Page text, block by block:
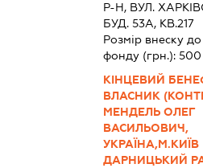
Р-Н, ВУЛ.
БУД. 53А, КВ.217
Розмір внеску
фонду (грн.): 500
КІНЦЕВИЙ
ВЛАСНИК
МЕНДЕЛЬ ОЛЕГ
ВАСИЛЬОВИЧ,
УКРАЇНА,М.КИЇВ
ДАРНИЦЬКИЙ